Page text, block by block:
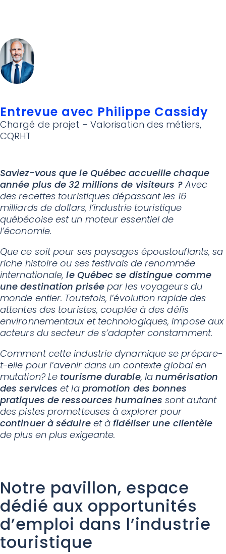
Entrevue avec Philippe Cassidy
Chargé de projet – Valorisation des métiers,
CQRHT
Saviez-vous que le Québec accueille chaque
année plus de 32 millions de visiteurs ?Avec
des recettes touristiques dépassant les 16
milliards de dollars, l’industrie touristique
québécoise est un moteur essentiel de
l’économie.
Que ce soit pour ses paysages époustouflants, sa
riche histoire ou ses festivals de renommée
internationale,le Québec se distingue comme
une destination priséepar les voyageurs du
monde entier. Toutefois, l’évolution rapide des
attentes des touristes, couplée à des défis
environnementaux et technologiques, impose aux
acteurs du secteur de s’adapter constamment.
Comment cette industrie dynamique se prépare-
t-elle pour l’avenir dans un contexte global en
mutation? Le tourisme durable, lanumérisation
des services et la promotion des bonnes
pratiques de ressources humaines sont autant
des pistes prometteuses à explorer pour
continuer à séduireet àfidéliser une clientèle
de plus en plus exigeante.
Notre pavillon, espace
dédié aux opportunités
d’emploi dans l’industrie
touristique